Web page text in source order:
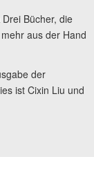
Drei Bücher, die
aus der Hand
der
ist Cixin Liu und